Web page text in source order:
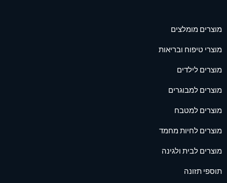
מוצרים מומלצים
מוצרי טיפוח ובריאות
מוצרים לילדים
מוצרים למבוגרים
מוצרים למטבח
מוצרים לחיות מחמד
מוצרים לבית ולגינה
תוספי תזונה